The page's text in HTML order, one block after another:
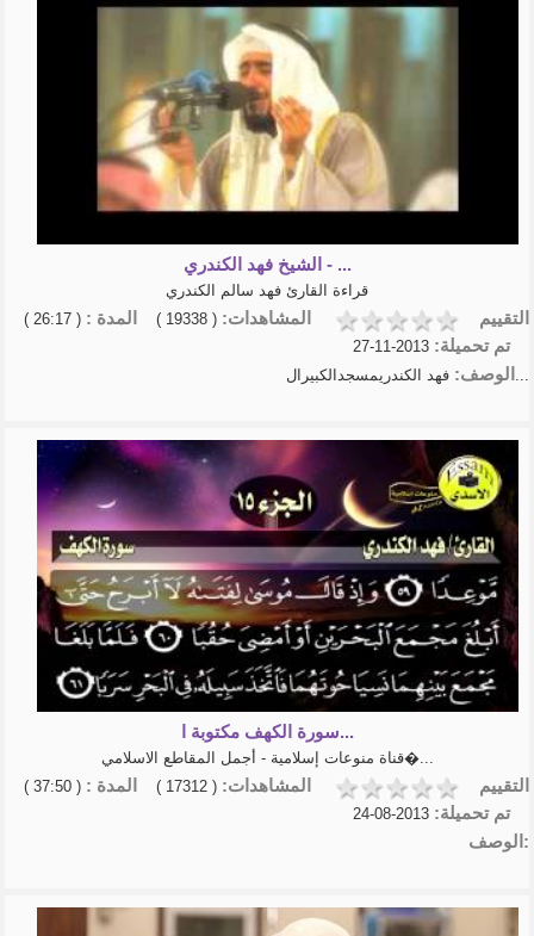
الشيخ فهد الكندري - ...
قراءة القارئ فهد سالم الكندري
التقييم المشاهدات: ( 19338 ) المدة : ( 26:17 )
تم تحميلة: 2013-11-27
الوصف: فهد الكندريمسجدالكبيرال...
سورة الكهف مكتوبة ا...
قناة منوعات إسلامية - أجمل المقاطع الاسلامي�...
التقييم المشاهدات: ( 17312 ) المدة : ( 37:50 )
تم تحميلة: 2013-08-24
الوصف: